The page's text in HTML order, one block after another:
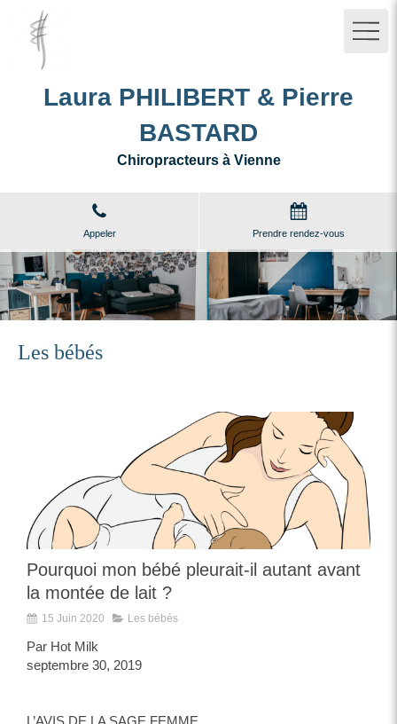
Laura PHILIBERT & Pierre
BASTARD
Chiropracteurs à Vienne
Appeler Prendre rendez-vous
Les bébés
Pourquoi mon bébé pleurait-il autant avant
la montée de lait ?
15 Juin 2020 Les bébés
Par Hot Milk
septembre 30, 2019